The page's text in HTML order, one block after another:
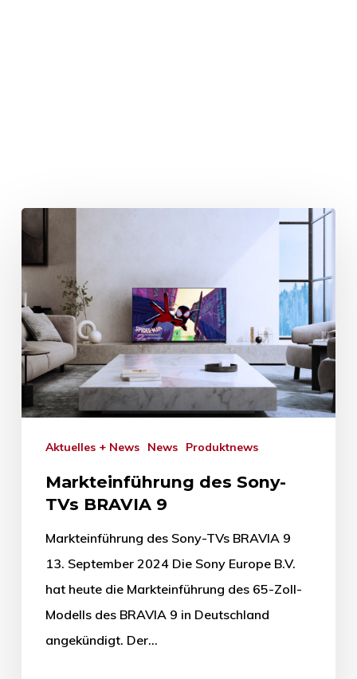
Aktuelles + News News Produktnews
Markteinführung des Sony-
TVs BRAVIA 9
Markteinführung des Sony-TVs BRAVIA 9
13. September 2024 Die Sony Europe B.V.
hat heute die Markteinführung des 65-Zoll-
Modells des BRAVIA 9 in Deutschland
angekündigt. Der…